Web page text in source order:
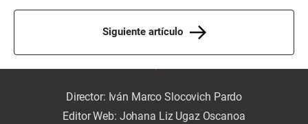
Siguiente artículo
Director: Iván Marco Slocovich Pardo
Editor Web: Johana Liz Ugaz Oscanoa